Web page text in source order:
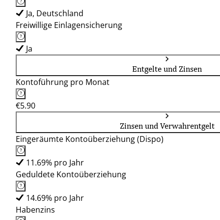
Ja, Deutschland
Freiwillige Einlagensicherung
Ja
Entgelte und Zinsen
Kontoführung pro Monat
€5.90
Zinsen und Verwahrentgelt
Eingeräumte Kontoüberziehung (Dispo)
11.69% pro Jahr
Geduldete Kontoüberziehung
14.69% pro Jahr
Habenzins